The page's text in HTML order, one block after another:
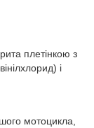
плетінкою з
і
мотоцикла,